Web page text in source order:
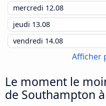
mercredi 12.08
jeudi 13.08
vendredi 14.08
Afficher
Le moment le
de Southampton